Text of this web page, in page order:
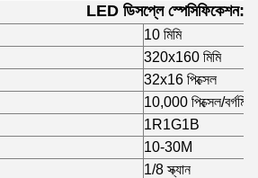
LED ডিসপ্লে স্পেসিফিকেশন:
10 মিমি
320x160 মিমি
32x16 পিক্সেল
10,000 পিক্সেল/বর্গমি
1R1G1B
10-30M
1/8 স্ক্যান